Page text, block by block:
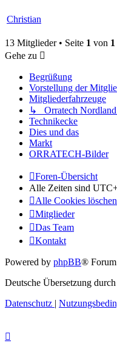
Christian
13 Mitglieder • Seite 1 von 1
Gehe zu
Begrüßung
Vorstellung der
Mitgliederfahrzeuge
↳ Orratech Nordland
Technikecke
Dies und das
Markt
ORRATECH-Bilder
Foren-Übersicht
Alle Zeiten sind
Alle Cookies löschen
Mitglieder
Das Team
Kontakt
Powered by phpBB®
Deutsche Übersetzung durch
Datenschutz |